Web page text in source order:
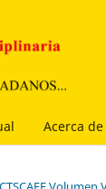
Acerca de